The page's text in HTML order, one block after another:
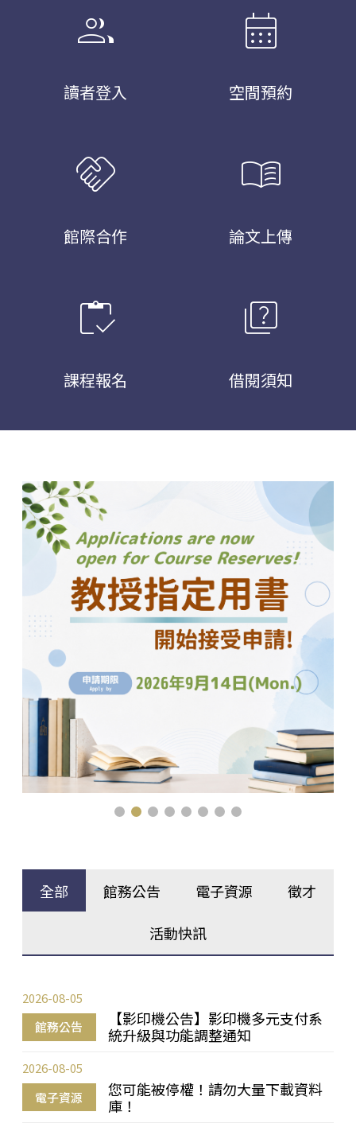
group
讀者登入
calendar_month
空間預約
handshake
館際合作
menu_book
論文上傳
inventory
課程報名
quiz
借閱須知
全部 館務公告 電子資源 徵才
活動快訊
館務公告
【影印機公告】影印機多元支付系
統升級與功能調整通知
2026-08-05
電子資源
您可能被停權！請勿大量下載資料
庫！
2026-08-05